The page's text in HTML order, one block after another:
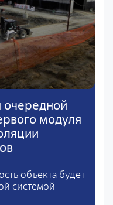
очередной
модуля
объекта будет
системой